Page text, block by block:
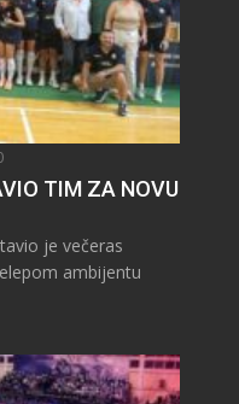
TIM ZA NOVU
je večeras
ambijentu